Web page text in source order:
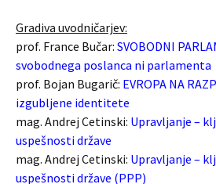
Gradiva uvodničarjev:
prof. France Bučar: SVOBODNI
svobodnega poslanca ni parlamenta
prof. Bojan Bugarič: EVROPA NA
izgubljene identitete
mag. Andrej Cetinski: Upravljanje –
uspešnosti države
mag. Andrej Cetinski: Upravljanje –
uspešnosti države (PPP)